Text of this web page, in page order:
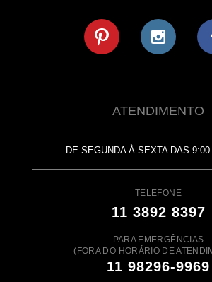
ATENDIMENTO
DE SEGUNDA À SEXTA DAS
TELEFONE
11 3892 8397
PARA EMERGÊNCIAS
(FORA DO HORÁRIO DE
11 98296-9969